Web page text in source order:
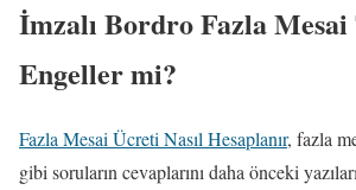
İmzalı Bordro Fazla
Engeller mi?
Fazla Mesai Ücreti Nasıl Hesaplanır, fazla
gibi soruların cevaplarını daha önceki